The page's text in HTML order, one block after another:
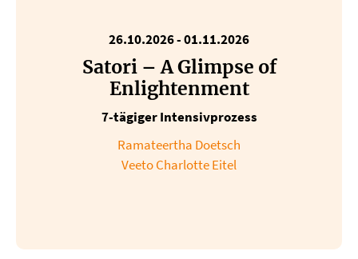
26.10.2026 - 01.11.2026
Satori – A Glimpse of
Enlightenment
7-tägiger Intensivprozess
Ramateertha Doetsch
Veeto Charlotte Eitel